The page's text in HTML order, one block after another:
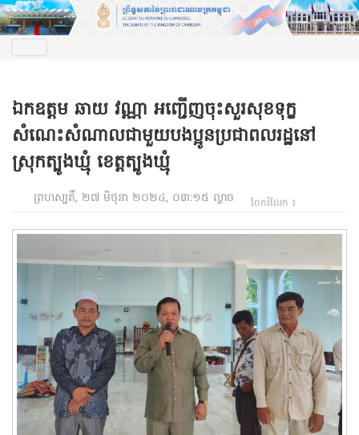
ឯកឧត្តម ឆាយ វណ្ណា អញ្ជើញចុះសួរសុខទុក្ខ
សំណេះសំណាលជាមួយបងប្អូនប្រជាពលរដ្ឋនៅ
ស្រុកត្បូងឃ្មុំ ខេត្តត្បូងឃ្មុំ
ព្រហស្បតិ៍, ២៧ មិថុនា ២០២៤, ០៣:១៥ ល្ងាច ចែករំលែក ៖